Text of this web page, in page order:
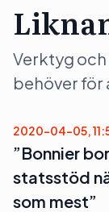
Verktyg
behöver för
2020-04-05,
”Bonnier
statsstöd
som mest”